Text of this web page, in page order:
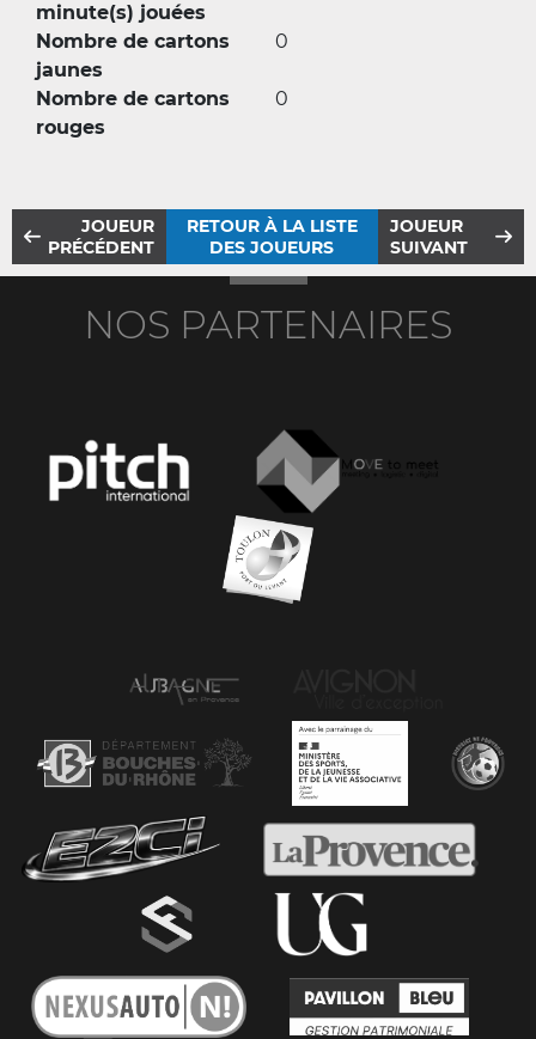
minute(s) jouées
Nombre de cartons
jaunes
0
Nombre de cartons
rouges
0
JOUEUR
PRÉCÉDENT
RETOUR À LA LISTE
DES JOUEURS
JOUEUR
SUIVANT
NOS PARTENAIRES